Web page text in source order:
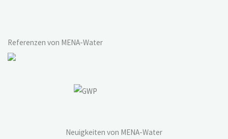
Referenzen von MENA-Water
Neuigkeiten von MENA-Water